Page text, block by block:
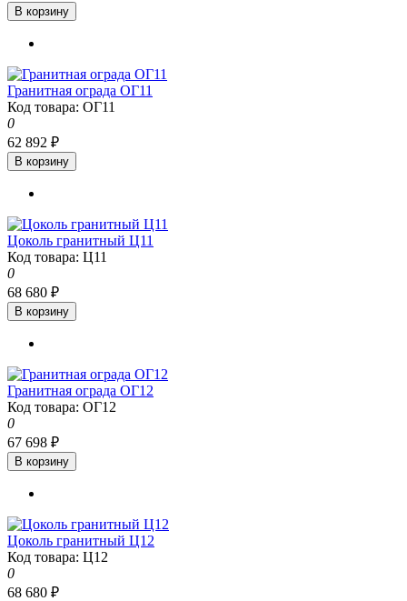
В корзину
Гранитная ограда ОГ11
Код товара: ОГ11
0
62 892 ₽
В корзину
Цоколь гранитный Ц11
Код товара: Ц11
0
68 680 ₽
В корзину
Гранитная ограда ОГ12
Код товара: ОГ12
0
67 698 ₽
В корзину
Цоколь гранитный Ц12
Код товара: Ц12
0
68 680 ₽